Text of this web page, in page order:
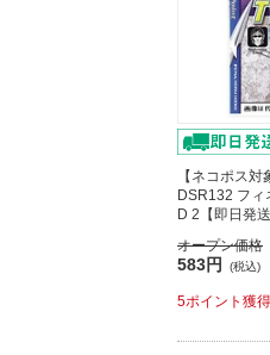
【ネコポス
DSR132 フィ
D 2【即日発送
オープン価格
583円 (税込)
5ポイント獲得